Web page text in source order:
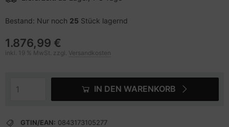
Bestand: Nur noch 25 Stück lagernd
1.876,99 €
inkl. 19 % MwSt. zzgl. Versandkosten
IN DEN WARENKORB
GTIN/EAN: 0843173105277